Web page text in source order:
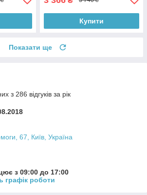
Купити
Показати ще
з 286 відгуків за рік
67, Київ, Україна
з 09:00 до 17:00
графік роботи